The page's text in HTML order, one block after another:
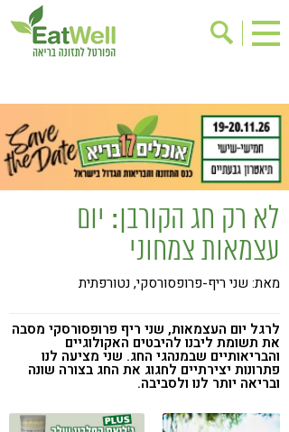
בישול בריא
אינדקס עסקים
ריפוי ומניעת מחלות
בריאות האישה
תוספי תזונה
מתכוני בריאות
אירועים
שינוי תזונתי
גישות בתזונה
ניקוי רעלים
מזונות על
ילדים
תזונה וספורט
הפרעות קשב & ריכוז
אכילה רגשית
רגישות לגלוטן
קורונה
טבעונות
לא רק חג הקורבן: יום
עצמאות צמחוני
מאת: שני ריף-פרופסורסקי, נטורפתית
לרגל יום העצמאות, שני ריף פרופסורסקי מסבה
את תשומת ליבנו להיבטים האקולוגיים
והבריאותיים שבמנהגי החג. שני מציעה לנו
פתרונות יצירתיים לחגוג את החג בצורה שונה
ובריאה יותר לנו ולסביבה.